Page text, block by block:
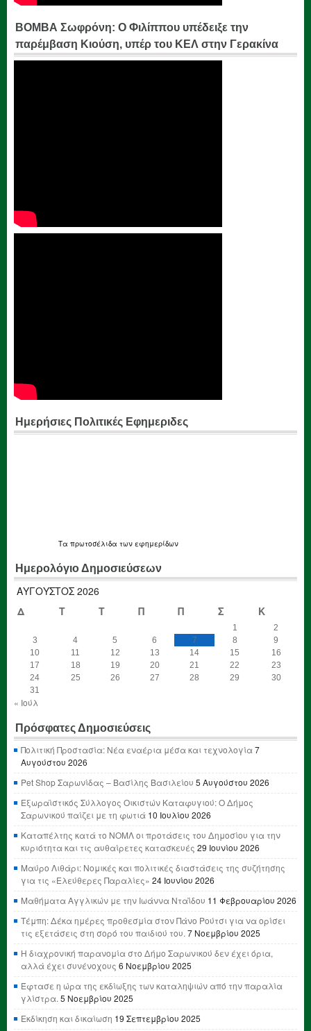
ΒΟΜΒΑ Σωφρόνη: Ο Φιλίππου υπέδειξε την
παρέμβαση Κιούση, υπέρ του ΚΕΛ στην Γερακίνα
Ημερήσιες Πολιτικές Εφημεριδες
Τα πρωτοσέλιδα των εφημερίδων
Ημερολόγιο Δημοσιεύσεων
ΑΎΓΟΥΣΤΟΣ 2026
Δ
Τ Τ Π Π Σ Κ
1
2
3
4 5 6 7 8
9
10
11 12 13 14 15
16
17
18 19 20 21 22
23
24
25 26 27 28 29
30
31
« Ιούλ
Πρόσφατες Δημοσιεύσεις
Πολιτική Προστασία: Νέα εναέρια μέσα και τεχνολογία7
Αυγούστου 2026
Pet Shop Σαρωνίδας – Βασίλης Βασιλείου 5 Αυγούστου 2026
Εξωραϊστικός Σύλλογος Οικιστών Καταφυγιού: Ο Δήμος
Σαρωνικού παίζει με τη φωτιά 10 Ιουλίου 2026
Καταπέλτης κατά το ΝΟΜΛ οι προτάσεις του Δημοσίου για την
κυριότητα και τις αυθαίρετες κατασκευές 29 Ιουνίου 2026
Μαύρο Λιθάρι: Νομικές και πολιτικές διαστάσεις της συζήτησης
για τις «Ελεύθερες Παραλίες» 24 Ιουνίου 2026
Μαθήματα Αγγλικών με την Ιωάννα Νταΐδου 11 Φεβρουαρίου 2026
Τέμπη: Δέκα ημέρες προθεσμία στον Πάνο Ρούτσι για να ορίσει
τις εξετάσεις στη σορό του παιδιού του. 7 Νοεμβρίου 2025
Η διαχρονική παρανομία στο Δήμο Σαρωνικού δεν έχει όρια,
αλλά έχει συνένοχους 6 Νοεμβρίου 2025
Έφτασε η ώρα της εκδίωξης των καταληψιών από την παραλία
γλίστρα. 5 Νοεμβρίου 2025
Εκδίκηση και δικαίωση 19 Σεπτεμβρίου 2025